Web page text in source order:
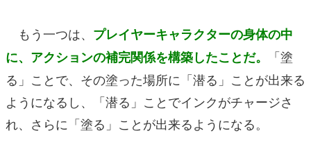
もう一つは、 プレイヤーキャラクターの身体の中
に、 アクションの補完関係を構築したことだ。
「塗
る」ことで、その塗った場所に「潜る」ことが出来る
ようになるし、「潜る」ことでインクがチャージさ
れ、さらに「塗る」ことが出来るようになる。